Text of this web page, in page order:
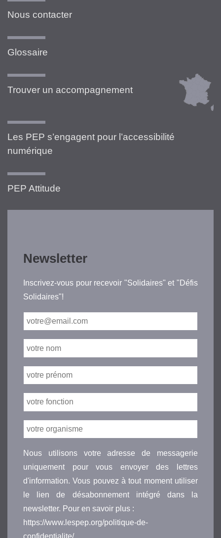
Nous contacter
Glossaire
Trouver un accompagnement
Les PEP s’engagent pour l’accessibilité
numérique
PEP Attitude
Newsletter
Inscrivez-vous pour recevoir "Solidaires" et "Défis
Solidaires"!
Nous utilisons votre adresse de messagerie
uniquement pour vous envoyer des lettres
d'information. Vous pouvez à tout moment utiliser
le lien de désabonnement intégré dans la
newsletter. Pour en savoir plus :
https://www.lespep.org/politique-de-
confidentialite/